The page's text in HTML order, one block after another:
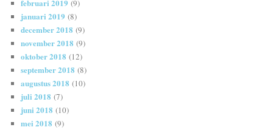
februari 2019 (9)
januari 2019 (8)
december 2018 (9)
november 2018 (9)
oktober 2018 (12)
september 2018 (8)
augustus 2018 (10)
juli 2018 (7)
juni 2018 (10)
mei 2018 (9)